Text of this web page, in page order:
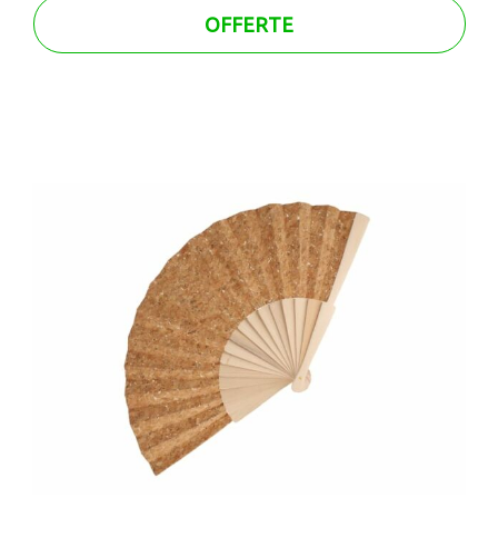
OFFERTE